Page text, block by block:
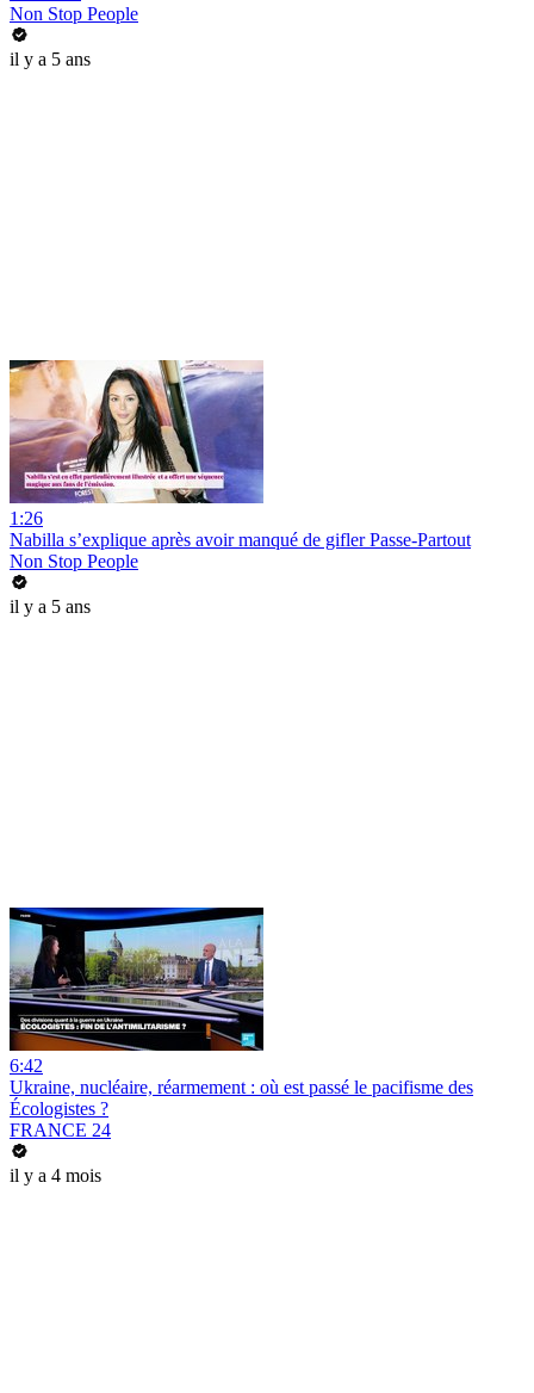
Non Stop People
il y a 5 ans
1:26
Nabilla s’explique après avoir manqué de gifler Passe-Partout
Non Stop People
il y a 5 ans
6:42
Ukraine, nucléaire, réarmement : où est passé le pacifisme des
Écologistes ?
FRANCE 24
il y a 4 mois